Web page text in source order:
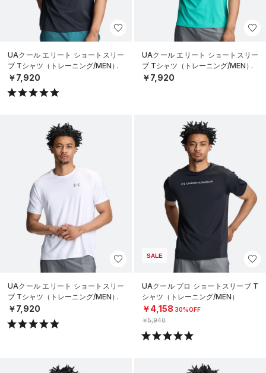
UAクール エリート ショートスリー
ブ Tシャツ（トレーニング/MEN）
￥7,920
UAクール エリート ショートスリー
ブ Tシャツ（トレーニング/MEN）
￥7,920
UAクール エリート ショートスリー
ブ Tシャツ（トレーニング/MEN）
￥7,920
SALE
UAクール プロ ショートスリーブ T
シャツ（トレーニング/MEN）
￥4,158 30%OFF
￥5,940